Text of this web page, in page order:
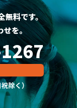
無料です。
を。
除く）